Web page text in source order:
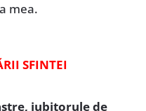
mea.
SFINTEI
iubitorule de